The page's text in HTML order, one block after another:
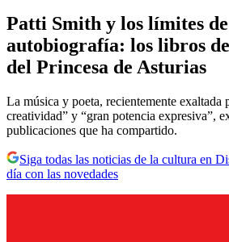
Patti Smith y los límites
autobiografía: los libros
del Princesa de Asturias
La música y poeta, recientemente exaltada
creatividad” y “gran potencia expresiva”,
publicaciones que ha compartido.
Siga todas las noticias de la cultura en
día con las novedades